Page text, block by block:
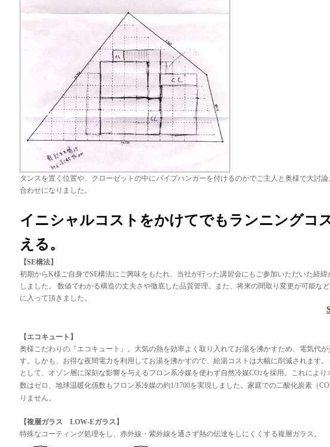
タンスを置く位置や、クローゼットの中にパイプハンガーを付けるのかでご主人と奥様で大討
合わせになりました。
イニシャルコストをかけてでもランニングコ
える。
【SE構法】
初期からK様ご自身でSE構法にご興味をもたれ、当社が行った講習会にもご参加いただいた経緯
しました。 数値でわかる構造の丈夫さや徹底した品質管理。また、将来の間取り変更が可能な
に入って頂きました。
【エコキュート】
奥様こだわりの『エコキュート』。大気の熱を効率よく取り入れてお湯を沸かすため、電気代が
す。しかも、お得な夜間電力を利用してお湯を沸かすので、給湯コストは大幅に削減されます
として、オゾン層に深刻な影響を与えるフロン系冷媒を使わず自然冷媒CO2を採用。これにより
数はゼロ、地球温暖化係数もフロン系冷媒の約1/1700を実現しました。家庭での二酸化炭素（CO
りません。
【複層ガラス LOW-Eガラス】
特殊なコーティング処理をし、赤外線・紫外線を通さず熱の伝達をしにくくする複層ガラス。